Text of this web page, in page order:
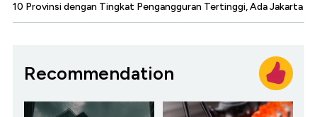
10 Provinsi dengan Tingkat Pengangguran Tertinggi, Ada Jakarta
Recommendation